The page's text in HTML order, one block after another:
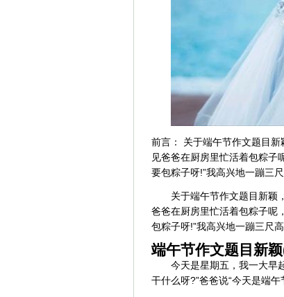
前言： 关于端午节作文题目
见爸爸在厨房里忙活着包粽子
要包粽子呀!”我高兴地一蹦三尺
关于端午节作文题目新颖
爸爸在厨房里忙活着包粽子呢
包粽子呀!”我高兴地一蹦三尺高
端午节作文题目新
今天是星期五，我一大早
干什么呀?”爸爸说“今天是端